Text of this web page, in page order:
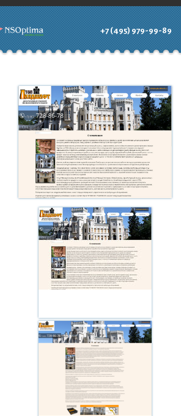
+7 (495) 979-99-89